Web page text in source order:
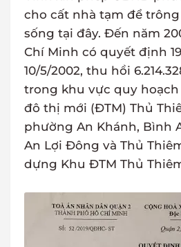
cho cất nhà tạm để
sống tại đây. Đến năm
Chí Minh có quyết định
10/5/2002, thu hồi
trong khu vực quy hoạch
đô thị mới (ĐTM) Thủ
phường An Khánh, Bình
An Lợi Đông và Thủ
dựng Khu ĐTM Thủ